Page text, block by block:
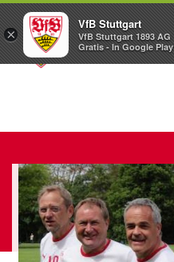
×
VfB Stuttgart
VfB Stuttgart 1893 AG
Gratis - In Google Play